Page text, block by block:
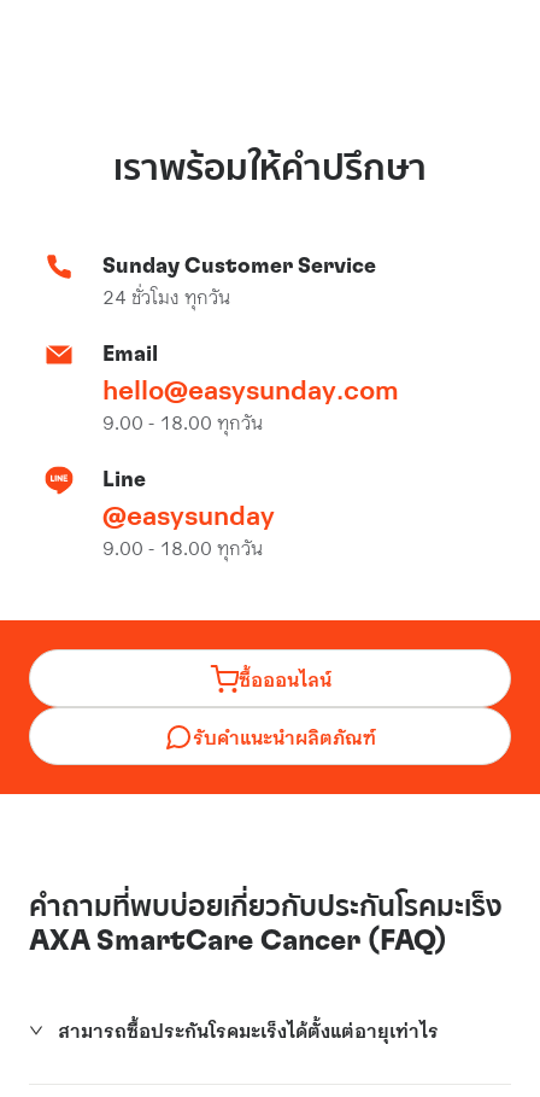
เราพร้อมให้คำปรึกษา
Sunday Customer Service
24 ชั่วโมง ทุกวัน
Email
hello@easysunday.com
9.00 - 18.00 ทุกวัน
Line
@easysunday
9.00 - 18.00 ทุกวัน
ซื้อออนไลน์
รับคำแนะนำผลิตภัณฑ์
คำถามที่พบบ่อยเกี่ยวกับประกันโรคมะเร็ง
AXA SmartCare Cancer (FAQ)
สามารถซื้อประกันโรคมะเร็งได้ตั้งแต่อายุเท่าไร